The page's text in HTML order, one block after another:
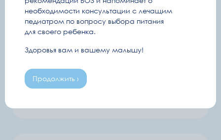
Дата рождения ребенка ПДР
согласие на обработкуперсональных данных
необходимости консультации с лечащим
педиатром по вопросу выбора питания
для своего ребенка.
Здоровья вам и вашему малышу!
Продолжить ›